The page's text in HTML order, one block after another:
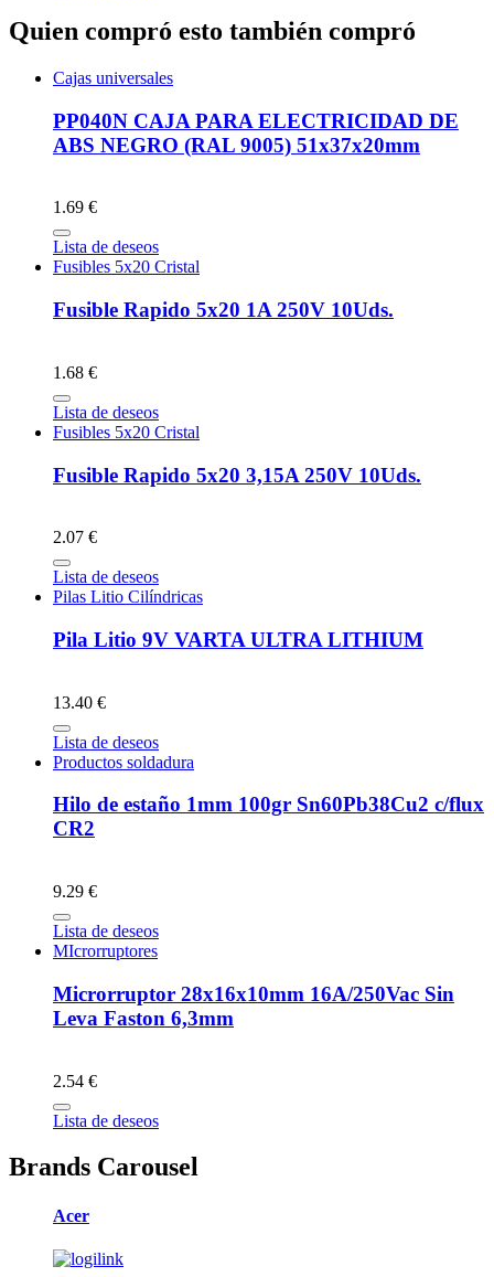
Quien compró esto también compró
Cajas universales
PP040N CAJA PARA ELECTRICIDAD DE
ABS NEGRO (RAL 9005) 51x37x20mm
1.69 €
Lista de deseos
Fusibles 5x20 Cristal
Fusible Rapido 5x20 1A 250V 10Uds.
1.68 €
Lista de deseos
Fusibles 5x20 Cristal
Fusible Rapido 5x20 3,15A 250V 10Uds.
2.07 €
Lista de deseos
Pilas Litio Cilíndricas
Pila Litio 9V VARTA ULTRA LITHIUM
13.40 €
Lista de deseos
Productos soldadura
Hilo de estaño 1mm 100gr Sn60Pb38Cu2 c/flux
CR2
9.29 €
Lista de deseos
MIcrorruptores
Microrruptor 28x16x10mm 16A/250Vac Sin
Leva Faston 6,3mm
2.54 €
Lista de deseos
Brands Carousel
Acer